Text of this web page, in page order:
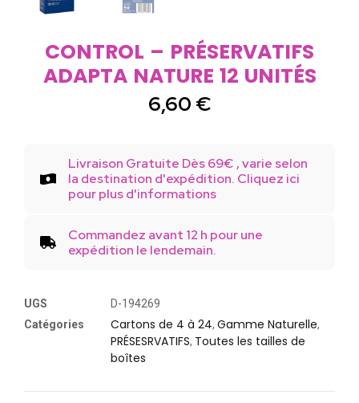
CONTROL – PRÉSERVATIFS
ADAPTA NATURE 12 UNITÉS
6,60 €
Livraison Gratuite Dès 69€ , varie selon
la destination d'expédition. Cliquez ici
pour plus d'informations
Commandez avant 12 h pour une
expédition le lendemain.
UGS
D-194269
Catégories
Cartons de 4 à 24, Gamme Naturelle,
PRÉSESRVATIFS, Toutes les tailles de
boîtes